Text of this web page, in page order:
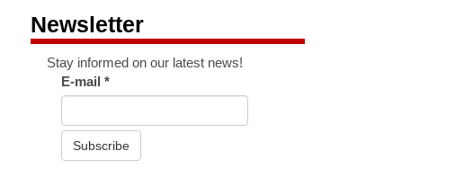
Newsletter
Stay informed on our latest news!
E-mail*
Subscribe